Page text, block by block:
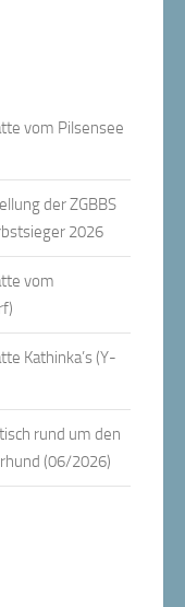
vom Pilsensee
der ZGBBS
2026
vom
Kathinka’s (Y-
rund um den
(06/2026)